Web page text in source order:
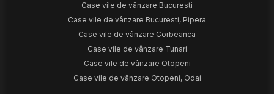
Case vile de vânzare Bucuresti
Case vile de vânzare Bucuresti, Pipera
Case vile de vânzare Corbeanca
Case vile de vânzare Tunari
Case vile de vânzare Otopeni
Case vile de vânzare Otopeni, Odai